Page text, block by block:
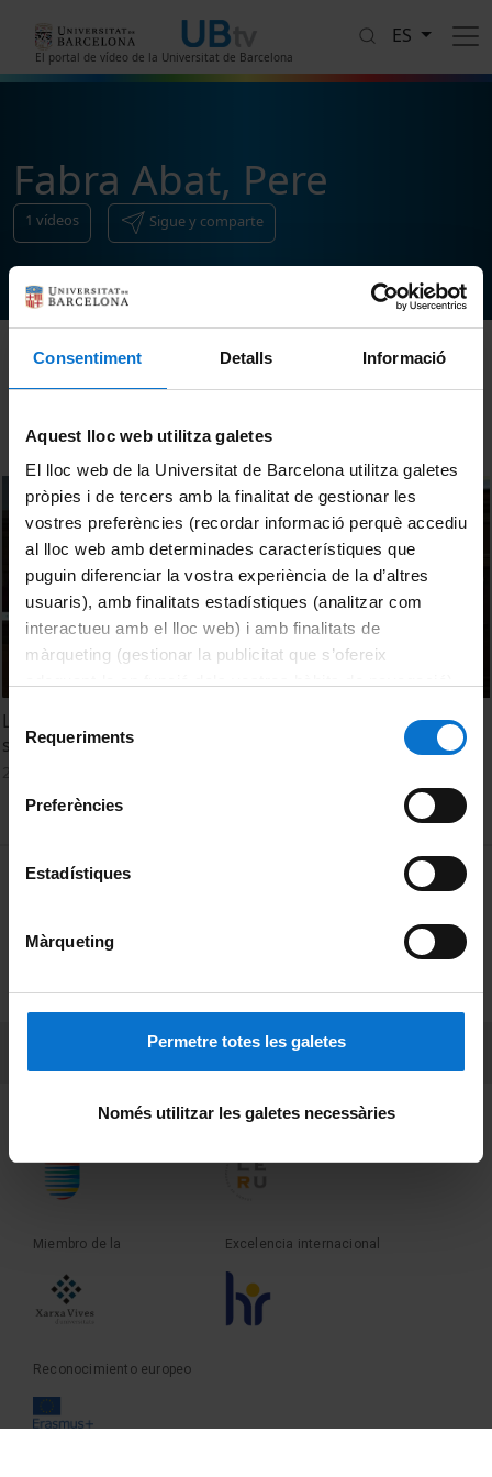
Consentiment Detalls Informació
Aquest lloc web utilitza galetes
El lloc web de la Universitat de Barcelona utilitza galetes
pròpies i de tercers amb la finalitat de gestionar les
vostres preferències (recordar informació perquè accediu
al lloc web amb determinades característiques que
puguin diferenciar la vostra experiència de la d’altres
usuaris), amb finalitats estadístiques (analitzar com
interactueu amb el lloc web) i amb finalitats de
màrqueting (gestionar la publicitat que s’ofereix
consultar laPolítica de galetes del lloc web de la
de Requeriments
Preferències
Estadístiques
Màrqueting
Permetre totes les galetes
Només utilitzar les galetes necessàries
El portal de vídeo de la Universitat de Barcelona
ES
Fabra Abat, Pere
1 vídeos Sigue y comparte
Ordenar
La semipresencialitat en el context de la Xarxa Vives:
situació actual i reptes de futur. Segona taula rodona
MENÚ PEU 1
Privacidad y términos
Sobre UBtv
Fundadora de la Miembro de la
Miembro de la Excelencia internacional
Reconocimiento europeo